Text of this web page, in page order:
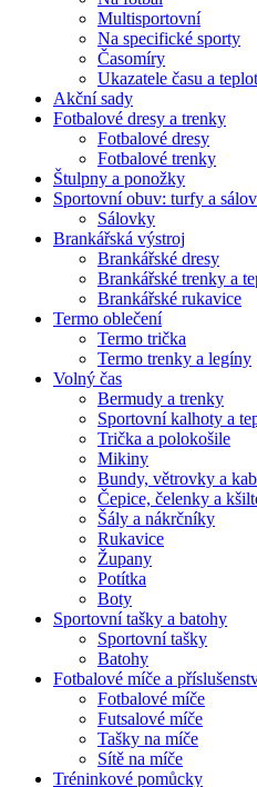
Multisportovní
Na specifické sporty
Časomíry
Ukazatele času a
Akční sady
Fotbalové dresy a trenky
Fotbalové dresy
Fotbalové trenky
Štulpny a ponožky
Sportovní obuv: turfy a
Sálovky
Brankářská výstroj
Brankářské dresy
Brankářské trenky a
Brankářské rukavice
Termo oblečení
Termo trička
Termo trenky a legíny
Volný čas
Bermudy a trenky
Sportovní kalhoty a
Trička a polokošile
Mikiny
Bundy, větrovky a
Čepice, čelenky a
Šály a nákrčníky
Rukavice
Župany
Potítka
Boty
Sportovní tašky a batohy
Sportovní tašky
Batohy
Fotbalové míče a
Fotbalové míče
Futsalové míče
Tašky na míče
Sítě na míče
Tréninkové pomůcky